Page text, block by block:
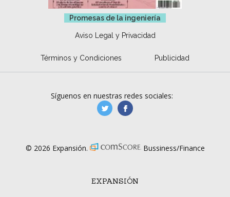
Promesas de la ingeniería
Aviso Legal y Privacidad
Términos y Condiciones Publicidad
EXPANSIÓN
Síguenos en nuestras redes sociales:
manufacturaGE
© 2026 Expansión. Bussiness/Finance